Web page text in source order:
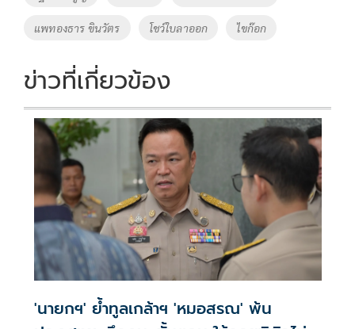
แพทองธาร ขินวัตร โชว์ใบลาออก ไขก๊อก
ข่าวที่เกี่ยวข้อง
'นายกฯ' ย้ำทูลเกล้าฯ 'หมอสรณ' พ้น